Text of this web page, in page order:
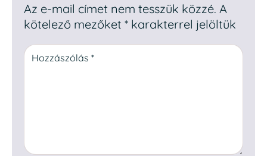
Az e-mail címet nem tesszük közzé. A
kötelező mezőket * karakterrel jelöltük